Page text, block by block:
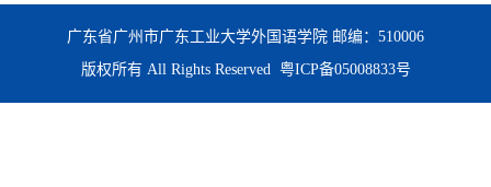
广东省广州市广东工业大学外国语学院 邮编：510006
版权所有 All Rights Reserved 粤ICP备05008833号